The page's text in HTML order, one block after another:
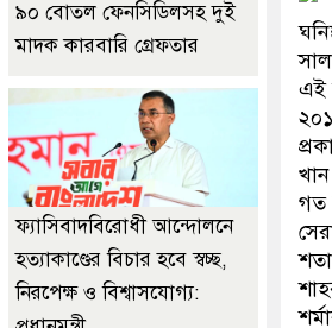
এই
গত
৯০ বোতল ফেনসিডিলসহ দুই
মাদক কারবারি গ্রেফতার
ফ্যাসিবাদবিরোধী আন্দোলনে
হত্যাকাণ্ডের বিচার হবে স্বচ্ছ,
নিরপেক্ষ ও বিশ্বাসযোগ্য: